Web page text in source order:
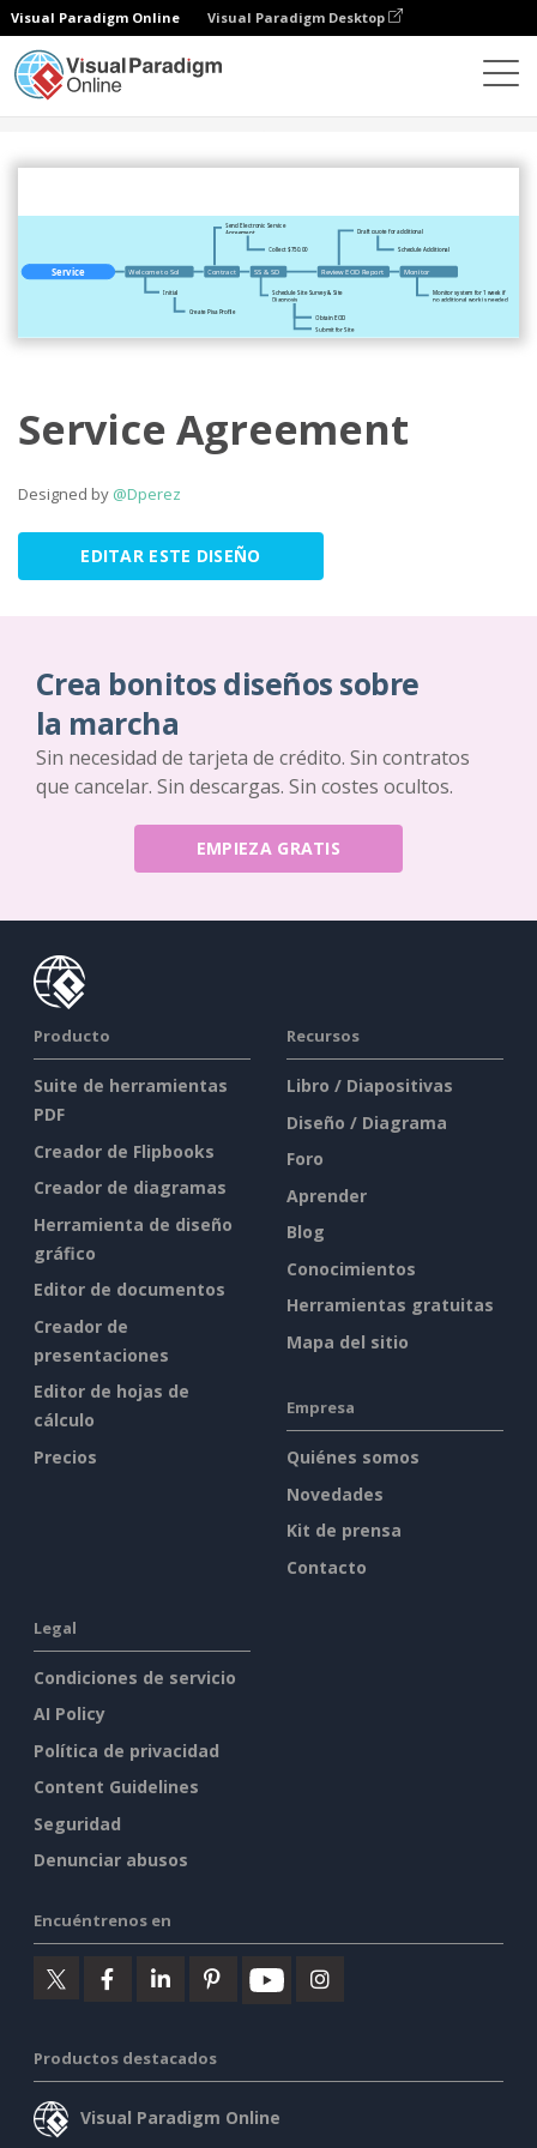
Visual Paradigm Online Visual Paradigm Desktop
Service Agreement
Designed by @Dperez
EDITAR ESTE DISEÑO
Crea bonitos diseños sobre
la marcha
Sin necesidad de tarjeta de crédito. Sin contratos
que cancelar. Sin descargas. Sin costes ocultos.
EMPIEZA GRATIS
Producto
Suite de herramientas
PDF
Creador de Flipbooks
Creador de diagramas
Herramienta de diseño
gráfico
Editor de documentos
Creador de
presentaciones
Editor de hojas de
cálculo
Precios
Recursos
Libro / Diapositivas
Diseño / Diagrama
Foro
Aprender
Blog
Conocimientos
Herramientas gratuitas
Mapa del sitio
Empresa
Quiénes somos
Novedades
Kit de prensa
Contacto
Legal
Condiciones de servicio
AI Policy
Política de privacidad
Content Guidelines
Seguridad
Denunciar abusos
Encuéntrenos en
Productos destacados
Visual Paradigm Online